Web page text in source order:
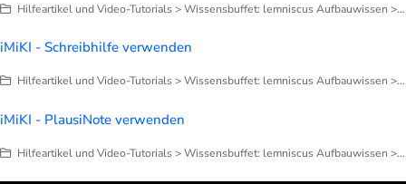
Hilfeartikel und Video-Tutorials > Wissensbuffet: lemniscus Aufbauwissen > iMiKI
iMiKI - Schreibhilfe verwenden
Hilfeartikel und Video-Tutorials > Wissensbuffet: lemniscus Aufbauwissen > iMiKI
iMiKI - PlausiNote verwenden
Hilfeartikel und Video-Tutorials > Wissensbuffet: lemniscus Aufbauwissen > iMiKI